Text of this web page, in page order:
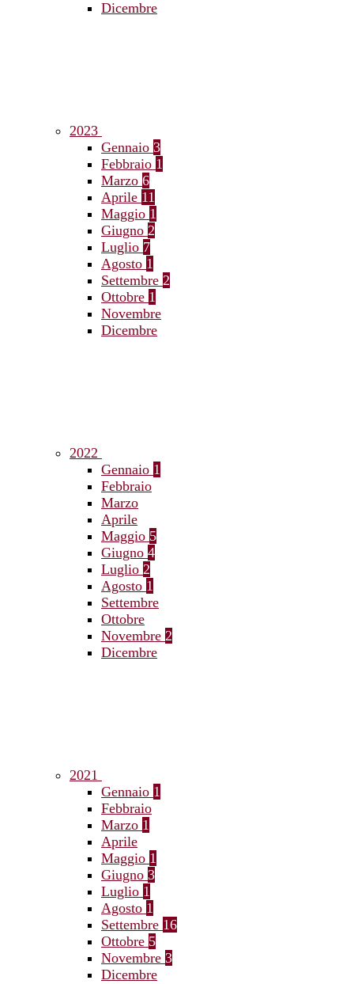
Dicembre
2023
Gennaio 3
Febbraio 1
Marzo 6
Aprile 11
Maggio 1
Giugno 2
Luglio 7
Agosto 1
Settembre 2
Ottobre 1
Novembre
Dicembre
2022
Gennaio 1
Febbraio
Marzo
Aprile
Maggio 5
Giugno 4
Luglio 2
Agosto 1
Settembre
Ottobre
Novembre 2
Dicembre
2021
Gennaio 1
Febbraio
Marzo 1
Aprile
Maggio 1
Giugno 3
Luglio 1
Agosto 1
Settembre 16
Ottobre 5
Novembre 3
Dicembre